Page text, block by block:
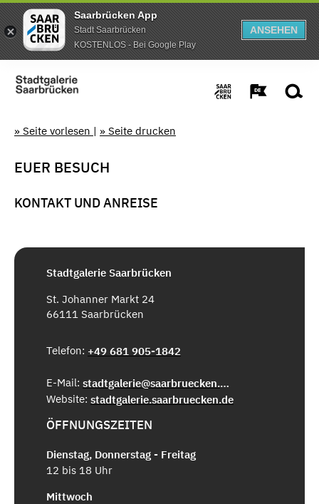
Saarbrücken App
Stadt Saarbrücken
KOSTENLOS - Bei Google Play
ANSEHEN
» Seite vorlesen | » Seite drucken
EUER BESUCH
KONTAKT UND ANREISE
Stadtgalerie Saarbrücken
St. Johanner Markt 24
66111 Saarbrücken
Telefon: +49 681 905-1842
E-Mail:
stadtgalerie@saarbruecken.de
Website: stadtgalerie.saarbruecken.de
ÖFFNUNGSZEITEN
Dienstag, Donnerstag - Freitag
12 bis 18 Uhr
Mittwoch